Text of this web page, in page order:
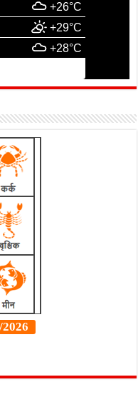
+26°C
+29°C
+28°C